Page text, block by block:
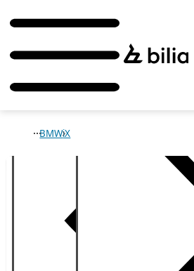
BMWiX